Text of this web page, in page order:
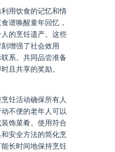
用饮食的记忆和情
谱唤醒童年回忆，
的烹饪遗产。这些
增强了社会效用
系。共同品尝准备
且共享的奖励。
饪活动确保所有人
不便的老年人可以
饰菜肴。使用符合
安全方法的简化烹
长时间地保持烹饪